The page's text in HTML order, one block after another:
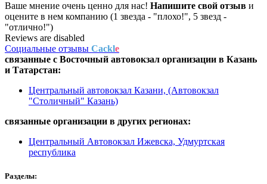
Ваше мнение очень ценно для нас! Напишите свой отзыв и
оцените в нем компанию (1 звезда - "плохо!", 5 звезд -
"отлично!")
Reviews are disabled
Социальные отзывы Cackle
связанные с Восточный автовокзал организации в Казань
и Татарстан:
Центральный автовокзал Казани, (Автовокзал
"Столичный" Казань)
связанные организации в других регионах:
Центральный Автовокзал Ижевска, Удмуртская
республика
Разделы: